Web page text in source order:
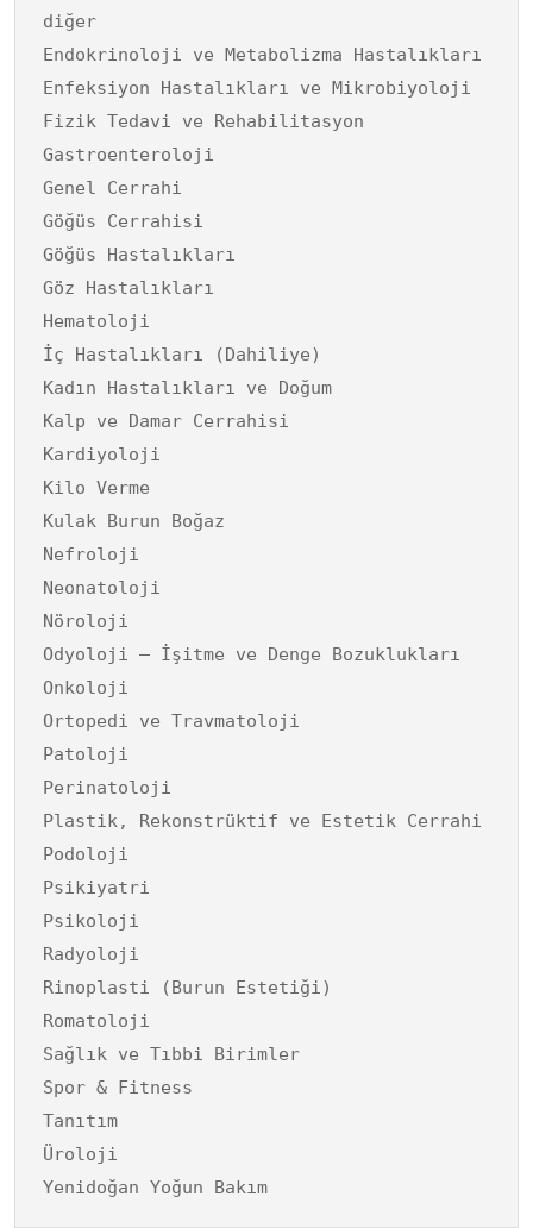
diğer
Endokrinoloji ve Metabolizma Hastalıkları
Enfeksiyon Hastalıkları ve Mikrobiyoloji
Fizik Tedavi ve Rehabilitasyon
Gastroenteroloji
Genel Cerrahi
Göğüs Cerrahisi
Göğüs Hastalıkları
Göz Hastalıkları
Hematoloji
İç Hastalıkları (Dahiliye)
Kadın Hastalıkları ve Doğum
Kalp ve Damar Cerrahisi
Kardiyoloji
Kilo Verme
Kulak Burun Boğaz
Nefroloji
Neonatoloji
Nöroloji
Odyoloji – İşitme ve Denge Bozuklukları
Onkoloji
Ortopedi ve Travmatoloji
Patoloji
Perinatoloji
Plastik, Rekonstrüktif ve Estetik Cerrahi
Podoloji
Psikiyatri
Psikoloji
Radyoloji
Rinoplasti (Burun Estetiği)
Romatoloji
Sağlık ve Tıbbi Birimler
Spor & Fitness
Tanıtım
Üroloji
Yenidoğan Yoğun Bakım